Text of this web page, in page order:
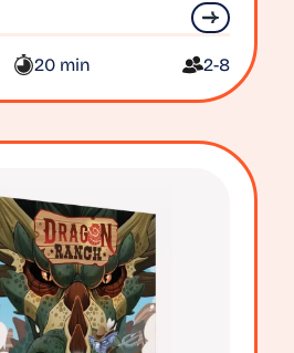
20 min 2-8